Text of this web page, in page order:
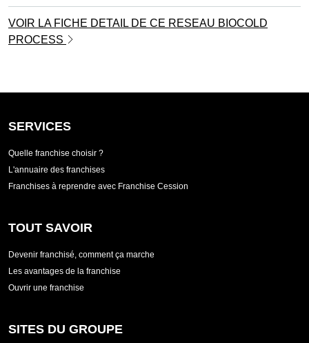
VOIR LA FICHE DETAIL DE CE RESEAU BIOCOLD
PROCESS
SERVICES
Quelle franchise choisir ?
L'annuaire des franchises
Franchises à reprendre avec Franchise Cession
TOUT SAVOIR
Devenir franchisé, comment ça marche
Les avantages de la franchise
Ouvrir une franchise
SITES DU GROUPE